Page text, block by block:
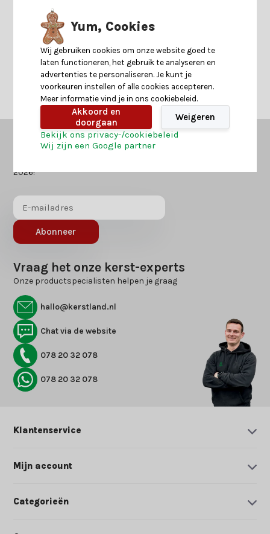
Neem contact op
Kerstland.nlin jouw mailbox?
2026!
Abonneer
Vraag het onze kerst-experts
Onze productspecialisten helpen je graag
hallo@kerstland.nl
Chat via de website
078 20 32 078
078 20 32 078
Klantenservice
Mijn account
Categorieën
Yum, Cookies
Wij gebruiken cookies om onze website goed te
laten functioneren, het gebruik te analyseren en
advertenties te personaliseren. Je kunt je
voorkeuren instellen of alle cookies accepteren.
Meer informatie vind je in ons cookiebeleid.
Akkoord en
doorgaan
Weigeren
Bekijk ons privacy-/cookiebeleid
Wij zijn een Google partner